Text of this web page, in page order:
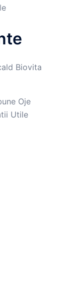
Biovita
Oje
Utile